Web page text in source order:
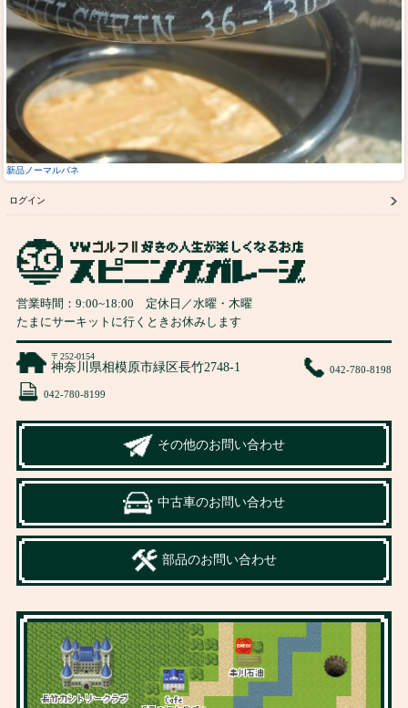
新品ノーマルバネ
ログイン
営業時間： 9:00~18:00 定休日／水曜・木曜
たまにサーキットに行くときお休みします
〒252-0154
神奈川県相模原市緑区長竹2748-1 042-780-8198
042-780-8199
その他のお問い合わせ
中古車のお問い合わせ
部品のお問い合わせ